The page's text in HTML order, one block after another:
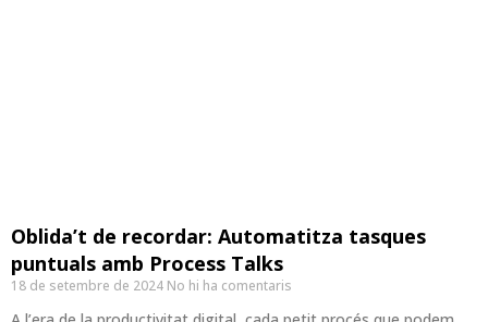
Oblida’t de recordar: Automatitza tasques
puntuals amb Process Talks
18 de setembre de 2024 No hi ha comentaris